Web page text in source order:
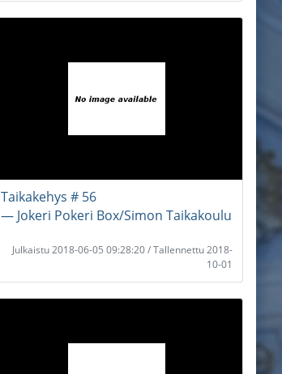
Taikakehys # 56
― Jokeri Pokeri Box/Simon Taikakoulu
Julkaistu 2018-06-05 09:28:20 / Tallennettu 2018-
10-01